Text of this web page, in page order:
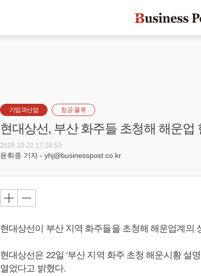
기업과산업 항공·물류
현대상선, 부산 화주들 초청해 해운업
2018-10-22 17:24:53
윤휘종 기자 - yhj@businesspost.co.kr
현대상선이 부산 지역 화주들을 초청해 해운업계의
현대상선은 22일 ‘부산 지역 화주 초청 해운시황 설
열었다고 밝혔다.